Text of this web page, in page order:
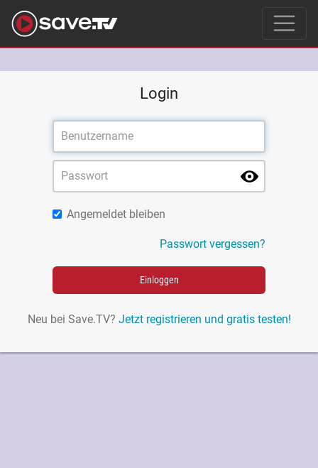
Login
Angemeldet bleiben
Passwort vergessen?
Einloggen
Neu bei Save.TV? Jetzt registrieren und gratis testen!